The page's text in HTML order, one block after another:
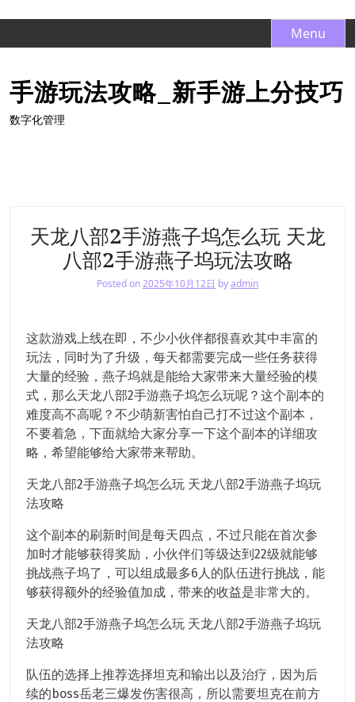
k
Menu
手游玩法攻略_新手游上分技巧
数字化管理
天龙八部2手游燕子坞怎么玩 天龙
八部2手游燕子坞玩法攻略
Posted on2025年10月12日 byadmin
这款游戏上线在即，不少小伙伴都很喜欢其中丰富的
玩法，同时为了升级，每天都需要完成一些任务获得
大量的经验，燕子坞就是能给大家带来大量经验的模
式，那么天龙八部2手游燕子坞怎么玩呢？这个副本的
难度高不高呢？不少萌新害怕自己打不过这个副本，
不要着急，下面就给大家分享一下这个副本的详细攻
略，希望能够给大家带来帮助。
天龙八部2手游燕子坞怎么玩 天龙八部2手游燕子坞玩
法攻略
这个副本的刷新时间是每天四点，不过只能在首次参
加时才能够获得奖励，小伙伴们等级达到22级就能够
挑战燕子坞了，可以组成最多6人的队伍进行挑战，能
够获得额外的经验值加成，带来的收益是非常大的。
天龙八部2手游燕子坞怎么玩 天龙八部2手游燕子坞玩
法攻略
队伍的选择上推荐选择坦克和输出以及治疗，因为后
续的boss岳老三爆发伤害很高，所以需要坦克在前方